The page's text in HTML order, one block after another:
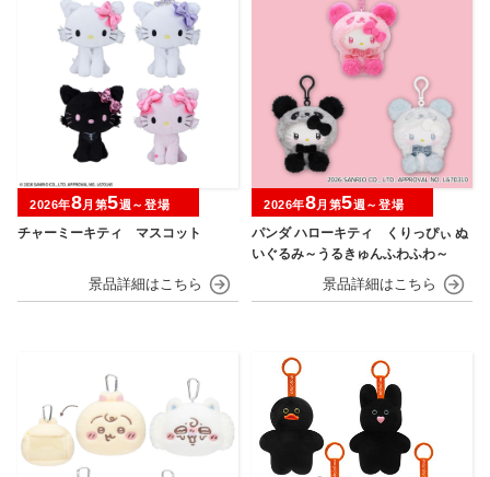
チャーミーキティ マスコット
2026年8月第5週～登場
パンダ ハローキティ くりっぴぃ ぬ
いぐるみ～うるきゅんふわふわ～
2026年8月第5週～登場